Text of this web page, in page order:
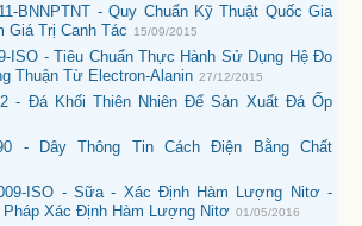
BNNPTNT - Quy Chuẩn Kỹ Thuật Quốc Gia
Giá Trị Canh Tác
15/09/2015
ISO - Tiêu Chuẩn Thực Hành Sử Dụng Hệ Đo
Thuận Từ Electron-Alanin 27/12/2015
- Đá Khối Thiên Nhiên Để Sản Xuất Đá Ốp
- Dây Thông Tin Cách Điện Bằng Chất
ISO - Sữa - Xác Định Hàm Lượng Nitơ -
Xác Định Hàm Lượng Nitơ 01/05/2016